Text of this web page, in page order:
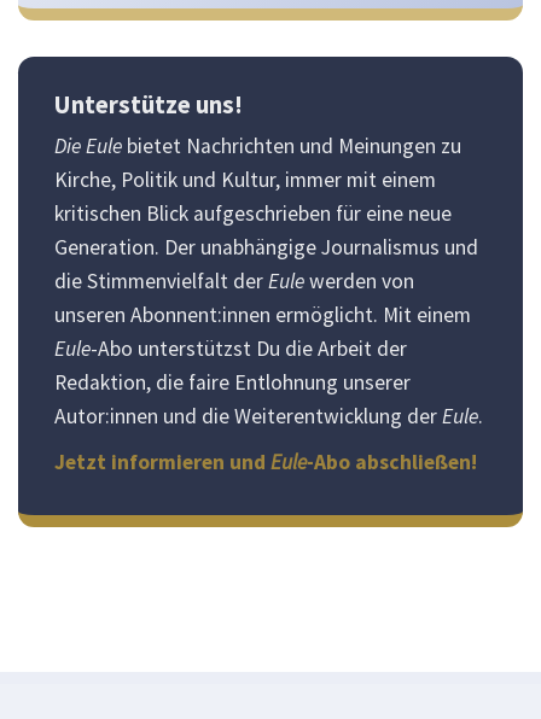
Unterstütze uns!
Die Eule bietet Nachrichten und Meinungen zu
Kirche, Politik und Kultur, immer mit einem
kritischen Blick aufgeschrieben für eine neue
Generation. Der unabhängige Journalismus und
die Stimmenvielfalt derEulewerden von
unseren Abonnent:innen ermöglicht. Mit einem
Eule-Abo unterstützst Du die Arbeit der
Redaktion, die faire Entlohnung unserer
Autor:innen und die Weiterentwicklung derEule.
Jetzt informieren und Eule-Abo abschließen!